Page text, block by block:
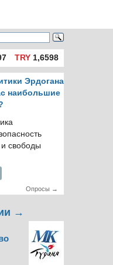
TRY1,6598
Эрдогана
наибольшие
и свободы
Опросы →
→